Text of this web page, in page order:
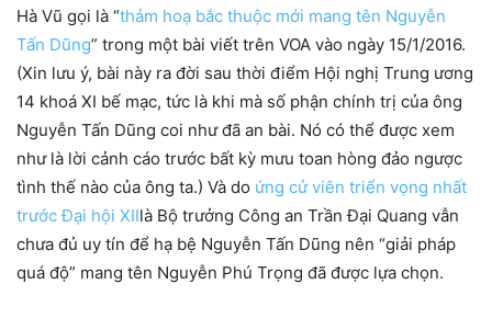
Hà Vũ gọi là “thảm hoạ bắc thuộc mới mang tên Nguyễn
Tấn Dũng” trong một bài viết trên VOA vào ngày 15/1/2016.
(Xin lưu ý, bài này ra đời sau thời điểm Hội nghị Trung ương
14 khoá XI bế mạc, tức là khi mà số phận chính trị của ông
Nguyễn Tấn Dũng coi như đã an bài. Nó có thể được xem
như là lời cảnh cáo trước bất kỳ mưu toan hòng đảo ngược
tình thế nào của ông ta.) Và do ứng cử viên triển vọng nhất
trước Đại hội XIIlà Bộ trưởng Công an Trần Đại Quang vẫn
chưa đủ uy tín để hạ bệ Nguyễn Tấn Dũng nên “giải pháp
quá độ” mang tên Nguyễn Phú Trọng đã được lựa chọn.